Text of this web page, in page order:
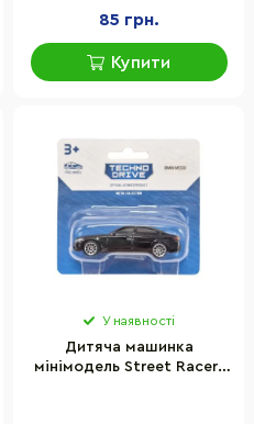
85 грн.
Купити
У наявності
Дитяча машинка
мінімодель Street Racers